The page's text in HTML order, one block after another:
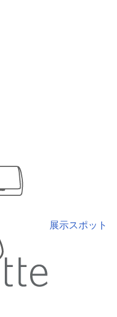
展示スポット